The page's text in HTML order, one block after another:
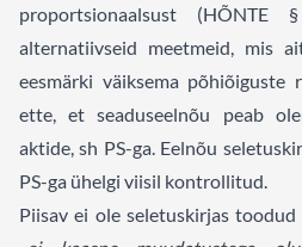
proportsionaalsust
alternatiivseid meetmeid, mis
eesmärki väiksema põhiõiguste
ette, et seaduseelnõu peab
aktide, sh PS-ga. Eelnõu
PS-ga ühelgi viisil kontrollitud.
Piisav ei ole seletuskirjas